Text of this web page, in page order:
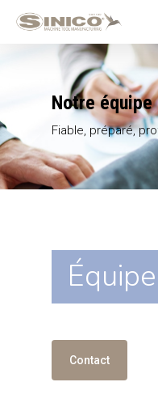
Notre équipe
Fiable, préparé,
Contact